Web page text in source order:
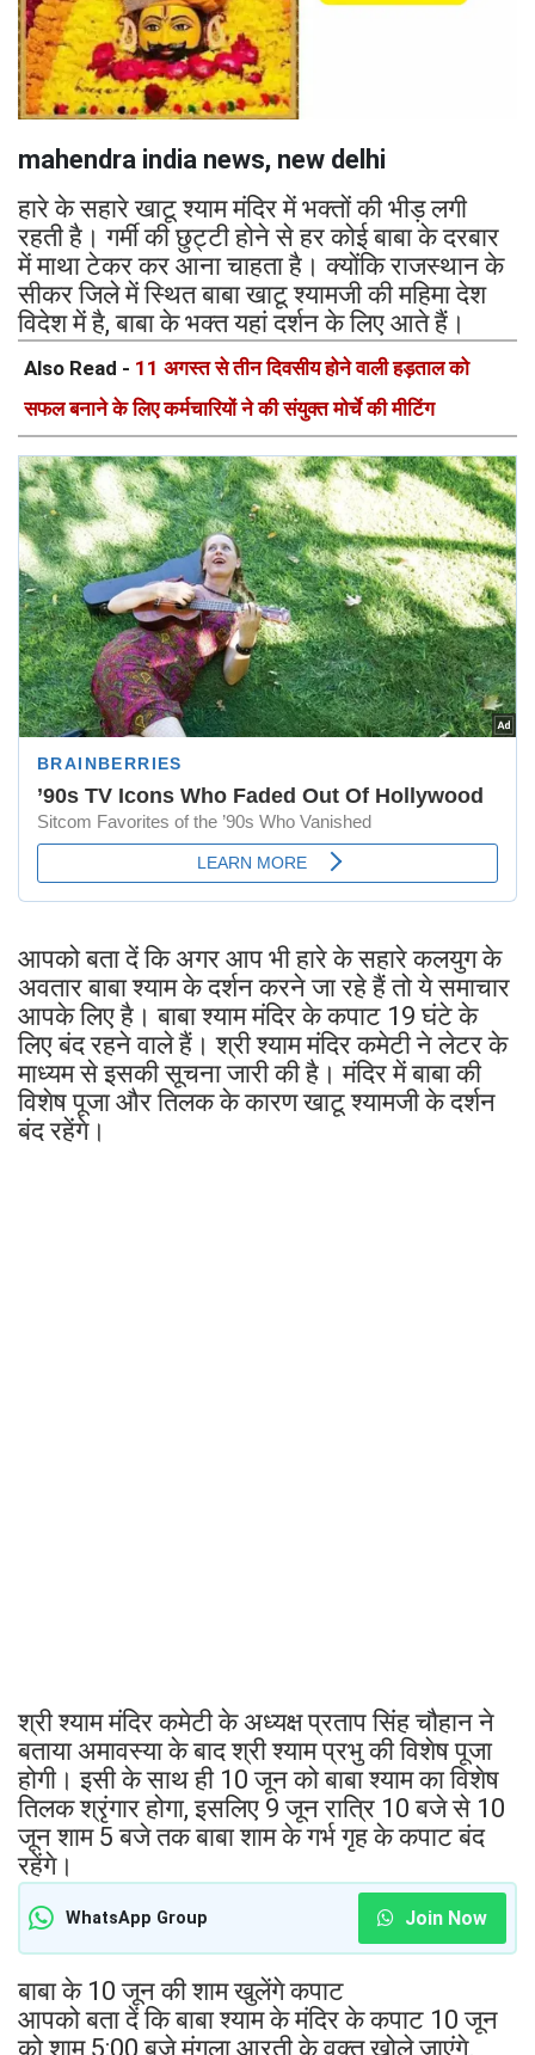
mahendra india news, new delhi
हारे के सहारे खाटू श्याम मंदिर में भक्तों की भीड़ लगी
रहती है। गर्मी की छुट्टी होने से हर कोई बाबा के दरबार
में माथा टेकर कर आना चाहता है। क्योंकि राजस्थान के
सीकर जिले में स्थित बाबा खाटू श्यामजी की महिमा देश
विदेश में है, बाबा के भक्त यहां दर्शन के लिए आते हैं।
Also Read - 11 अगस्त से तीन दिवसीय होने वाली हड़ताल को
सफल बनाने के लिए कर्मचारियों ने की संयुक्त मोर्चे की मीटिंग
आपको बता दें कि अगर आप भी हारे के सहारे कलयुग के
अवतार बाबा श्याम के दर्शन करने जा रहे हैं तो ये समाचार
आपके लिए है। बाबा श्याम मंदिर के कपाट 19 घंटे के
लिए बंद रहने वाले हैं। श्री श्याम मंदिर कमेटी ने लेटर के
माध्यम से इसकी सूचना जारी की है। मंदिर में बाबा की
विशेष पूजा और तिलक के कारण खाटू श्यामजी के दर्शन
बंद रहेंगे।
श्री श्याम मंदिर कमेटी के अध्यक्ष प्रताप सिंह चौहान ने
बताया अमावस्या के बाद श्री श्याम प्रभु की विशेष पूजा
होगी। इसी के साथ ही 10 जून को बाबा श्याम का विशेष
तिलक श्रृंगार होगा, इसलिए 9 जून रात्रि 10 बजे से 10
जून शाम 5 बजे तक बाबा शाम के गर्भ गृह के कपाट बंद
रहेंगे।
WhatsApp Group Join Now
बाबा के 10 जून की शाम खुलेंगे कपाट
आपको बता दें कि बाबा श्याम के मंदिर के कपाट 10 जून
को शाम 5:00 बजे मंगला आरती के वक्त खोले जाएंगे.